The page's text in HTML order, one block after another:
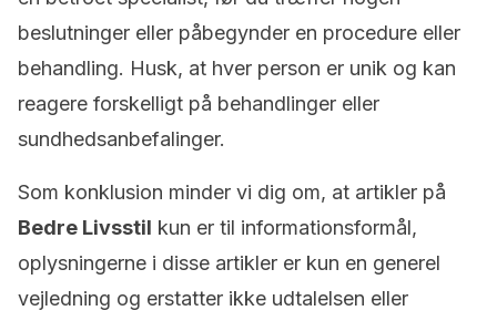
beslutninger eller påbegynder en procedure eller
behandling. Husk, at hver person er unik og kan
reagere forskelligt på behandlinger eller
sundhedsanbefalinger.
Som konklusion minder vi dig om, at artikler på
Bedre Livsstil kun er til informationsformål,
oplysningerne i disse artikler er kun en generel
vejledning og erstatter ikke udtalelsen eller